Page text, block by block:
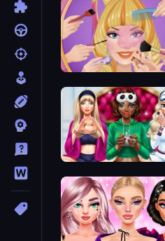
Extreme Makeover
BFFs Luxury Loungewear